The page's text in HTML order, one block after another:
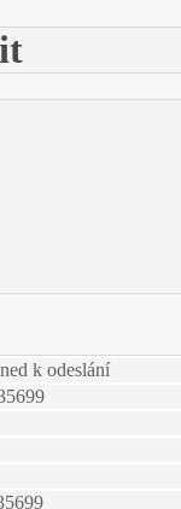
k odeslání